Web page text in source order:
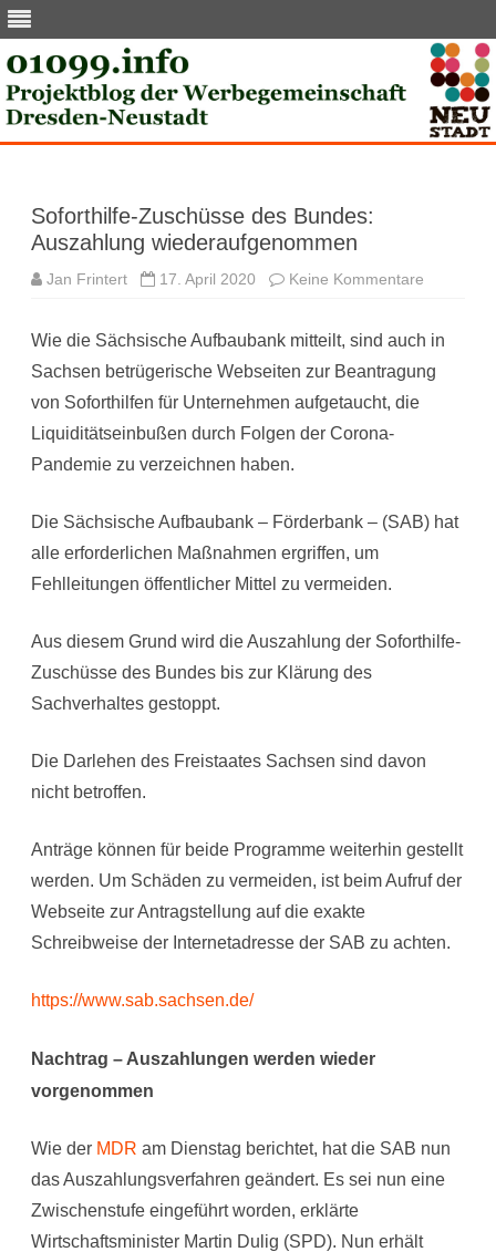
Soforthilfe-Zuschüsse des Bundes:
Auszahlung wiederaufgenommen
Jan Frintert 17. April 2020 Keine Kommentare
Bundes:
Wie die Sächsische Aufbaubank mitteilt, sind auch in
Sachsen betrügerische Webseiten zur Beantragung
von Soforthilfen für Unternehmen aufgetaucht, die
Liquiditätseinbußen durch Folgen der Corona-
Pandemie zu verzeichnen haben.
Die Sächsische Aufbaubank – Förderbank – (SAB) hat
alle erforderlichen Maßnahmen ergriffen, um
Fehlleitungen öffentlicher Mittel zu vermeiden.
Aus diesem Grund wird die Auszahlung der Soforthilfe-
Zuschüsse des Bundes bis zur Klärung des
Sachverhaltes gestoppt.
Die Darlehen des Freistaates Sachsen sind davon
nicht betroffen.
Anträge können für beide Programme weiterhin gestellt
werden. Um Schäden zu vermeiden, ist beim Aufruf der
Webseite zur Antragstellung auf die exakte
Schreibweise der Internetadresse der SAB zu achten.
https://www.sab.sachsen.de/
Nachtrag – Auszahlungen werden wieder
vorgenommen
Wie der MDR am Dienstag berichtet, hat die SAB nun
das Auszahlungsverfahren geändert. Es sei nun eine
Zwischenstufe eingeführt worden, erklärte
Wirtschaftsminister Martin Dulig (SPD). Nun erhält